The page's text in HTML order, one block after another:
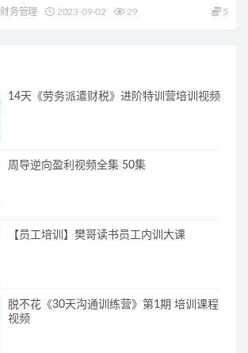
财务管理 2023-09-02 29 5
14天《劳务派遣财税》进阶特训营培训视频
周导逆向盈利视频全集 50集
【员工培训】樊哥读书员工内训大课
脱不花《30天沟通训练营》第1期 培训课程
视频